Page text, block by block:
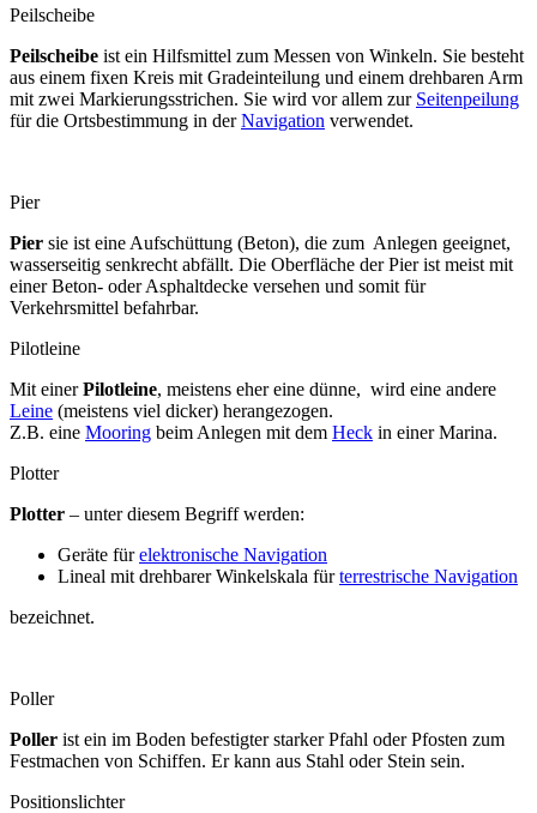
Peilscheibe
Peilscheibe ist ein Hilfsmittel zum Messen von Winkeln. Sie besteht
aus einem fixen Kreis mit Gradeinteilung und einem drehbaren Arm
mit zwei Markierungsstrichen. Sie wird vor allem zur Seitenpeilung
für die Ortsbestimmung in derNavigation verwendet.
Pier
Pier sie ist eine Aufschüttung (Beton), die zum Anlegen geeignet,
wasserseitig senkrecht abfällt. Die Oberfläche der Pier ist meist mit
einer Beton- oder Asphaltdecke versehen und somit für
Verkehrsmittel befahrbar.
Pilotleine
Mit einerPilotleine, meistens eher eine dünne, wird eine andere
Leine (meistens viel dicker) herangezogen.
Z.B. eine Mooring beim Anlegen mit dem Heck in einer Marina.
Plotter
Plotter – unter diesem Begriff werden:
Geräte fürelektronische Navigation
Lineal mit drehbarer Winkelskala fürterrestrische Navigation
bezeichnet.
Poller
Poller ist ein im Boden befestigter starker Pfahl oder Pfosten zum
Festmachen von Schiffen. Er kann aus Stahl oder Stein sein.
Positionslichter